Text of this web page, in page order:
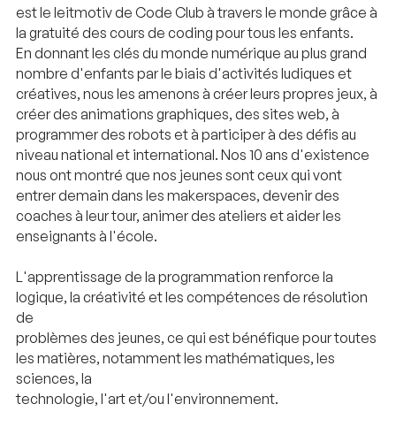
est le leitmotiv de Code Club à travers le monde grâce à
la gratuité des cours de coding pour tous les enfants.
En donnant les clés du monde numérique au plus grand
nombre d'enfants par le biais d'activités ludiques et
créatives, nous les amenons à créer leurs propres jeux, à
créer des animations graphiques, des sites web, à
programmer des robots et à participer à des défis au
niveau national et international. Nos 10 ans d'existence
nous ont montré que nos jeunes sont ceux qui vont
entrer demain dans les makerspaces, devenir des
coaches à leur tour, animer des ateliers et aider les
enseignants à l'école.
L'apprentissage de la programmation renforce la
logique, la créativité et les compétences de résolution
de
problèmes des jeunes, ce qui est bénéfique pour toutes
les matières, notamment les mathématiques, les
sciences, la
technologie, l'art et/ou l'environnement.